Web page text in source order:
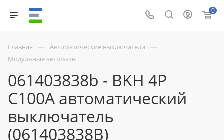
0
Главная — Автоматические выключатели —
Модульные автоматы
061403838b - BKH 4P
C100A автоматический
выключатель
(061403838B)